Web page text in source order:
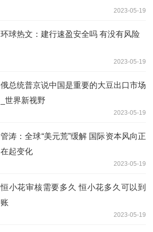
2023-05-19
环球热文：建行速盈安全吗 有没有风险
2023-05-19
俄总统普京说中国是重要的大豆出口市场
_世界新视野
2023-05-19
管涛：全球“美元荒”缓解 国际资本风向正
在起变化
2023-05-19
恒小花审核需要多久 恒小花多久可以到
账
2023-05-19